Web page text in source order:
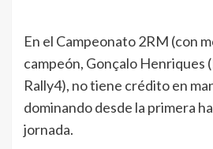
En el Campeonato 2RM (con
campeón, Gonçalo Henriques
Rally4), no tiene crédito en
dominando desde la primera
jornada.